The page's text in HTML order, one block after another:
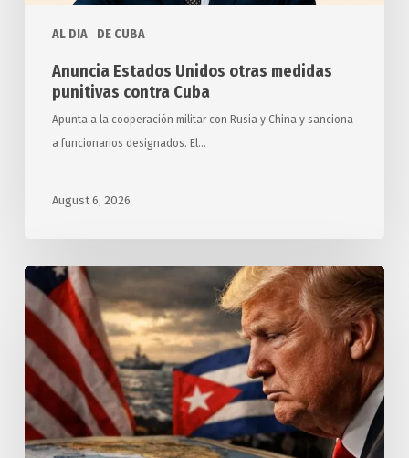
AL DIA DE CUBA
Anuncia Estados Unidos otras medidas
punitivas contra Cuba
Apunta a la cooperación militar con Rusia y China y sanciona
a funcionarios designados. El…
August 6, 2026
Exigen
relatores
expertos
de
ONU
a
Estados